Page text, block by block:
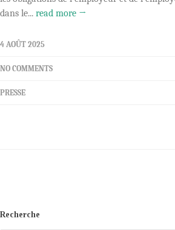
dans le... read more →
4 AOÛT 2025
NO COMMENTS
PRESSE
Recherche